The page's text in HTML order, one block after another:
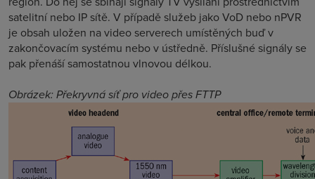
satelitní nebo IP sítě. V případě služeb jako VoD nebo nPVR
je obsah uložen na video serverech umístěných buď v
zakončovacím systému nebo v ústředně. Příslušné signály se
pak přenáší samostatnou vlnovou délkou.
Obrázek: Překryvná síť pro video přes FTTP